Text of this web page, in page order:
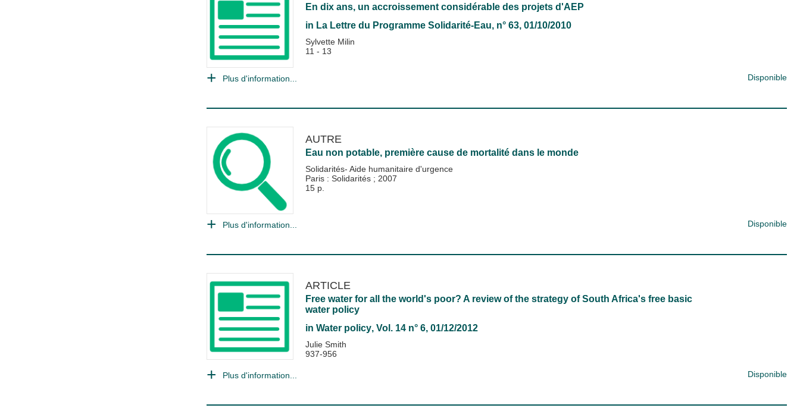
En dix ans, un accroissement considérable des projets d'AEP
in La Lettre du Programme Solidarité-Eau, n° 63, 01/10/2010
Sylvette Milin
11 - 13
Plus d'information... Disponible
AUTRE
Eau non potable, première cause de mortalité dans le monde
Solidarités- Aide humanitaire d'urgence
Paris : Solidarités ; 2007
15 p.
Plus d'information... Disponible
ARTICLE
Free water for all the world's poor? A review of the strategy of South Africa's free basic
water policy
in Water policy, Vol. 14 n° 6, 01/12/2012
Julie Smith
937-956
Plus d'information... Disponible